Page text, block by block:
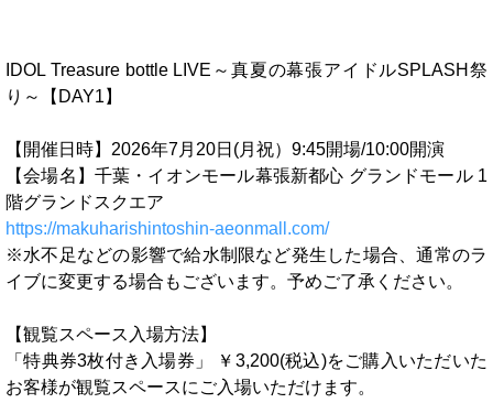
IDOL Treasure bottle LIVE～真夏の幕張アイドルSPLASH祭
り～【DAY1】
【開催日時】2026年7月20日(月祝）9:45開場/10:00開演
【会場名】千葉・イオンモール幕張新都心 グランドモール 1
階グランドスクエア
https://makuharishintoshin-aeonmall.com/
※水不足などの影響で給水制限など発生した場合、通常のラ
イブに変更する場合もございます。予めご了承ください。
【観覧スペース入場方法】
「特典券3枚付き入場券」 ￥3,200(税込)をご購入いただいた
お客様が観覧スペースにご入場いただけます。